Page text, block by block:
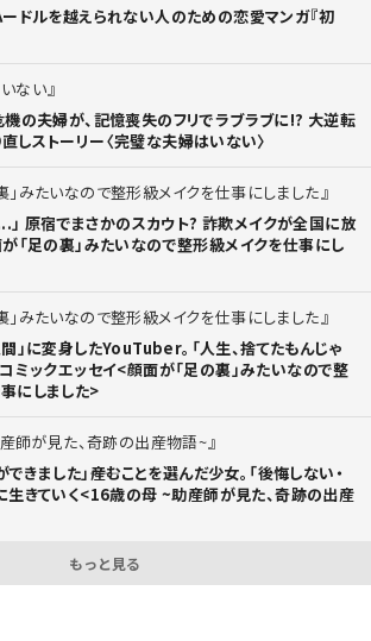
ードルを越えられない人のための恋愛マンガ『初
ない
機の夫婦が、記憶喪失のフリでラブラブに!? 大逆転
しストーリー〈完璧な夫婦はいない〉
」みたいなので整形級メイクを仕事にしました
」 原宿でまさかのスカウト? 詐欺メイクが全国に放
「足の裏」みたいなので整形級メイクを仕事にし
」みたいなので整形級メイクを仕事にしました
」に変身したYouTuber。「人生、捨てたもんじゃ
ミックエッセイ<顔面が「足の裏」みたいなので整
にしました>
師が見た、奇跡の出産物語~
きました」――産むことを選んだ少女。「後悔しない・
生きていく<16歳の母 ~助産師が見た、奇跡の出産
もっと見る